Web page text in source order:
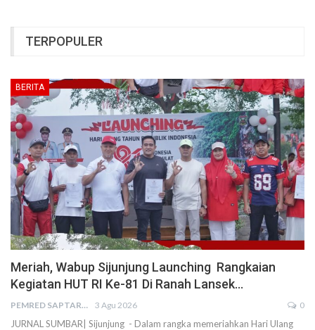
TERPOPULER
BERITA
Meriah, Wabup Sijunjung Launching Rangkaian
Kegiatan HUT RI Ke-81 Di Ranah Lansek…
PEMRED SAPTARIUS 3 Agu 2026 0
JURNAL SUMBAR| Sijunjung - Dalam rangka memeriahkan Hari Ulang